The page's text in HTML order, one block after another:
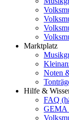
Marktplatz
Noten
Hilfe &
FAQ
GEMA